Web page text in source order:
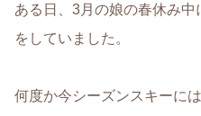
ある日、3月の娘の春休み
をしていました。
何度か今シーズンスキーに